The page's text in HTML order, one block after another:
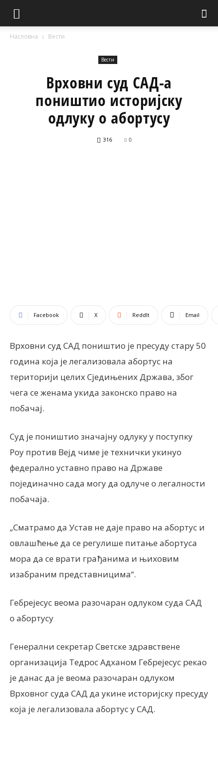
Насловна Вести
Вести
Врховни суд САД-а
поништио историјску
одлуку о абортусу
316 0
Facebook X ReddIt Email
Врховни суд САД поништио је пресуду стару 50
година која је легализовала абортус на
територији целих Сједињених Држава, због
чега се женама укида законско право на
побачај.
Суд је поништио значајну одлуку у поступку
Роу против Вејд чиме је технички укинуо
федерално уставно право на Државе
појединачно сада могу да одлуче о легалности
побачаја.
„Сматрамо да Устав не даје право на абортус и
овлашћење да се регулише питање абортуса
мора да се врати грађанима и њиховим
изабраним представницима“.
Гебрејесус веома разочаран одлуком суда САД
о абортусу
Генерални секретар Светске здравствене
организација Тедрос Адханом Гебрејесус рекао
је данас да је веома разочаран одлуком
Врховног суда САД да укине историјску пресуду
која је легализовала абортус у САД.